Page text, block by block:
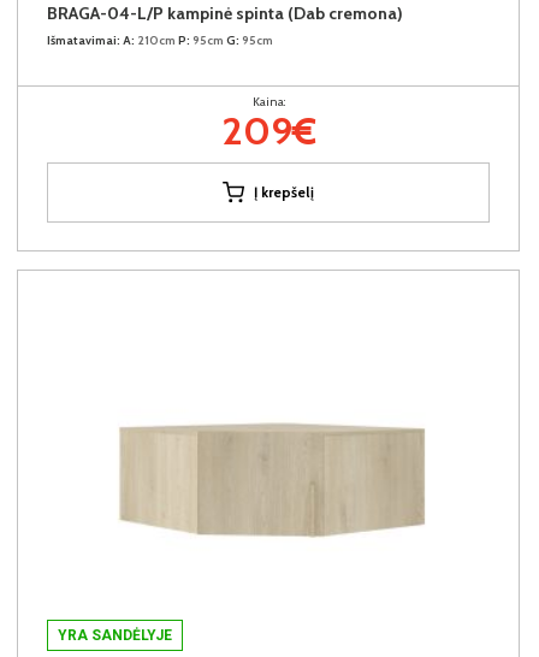
BRAGA-04-L/P kampinė spinta (Dab cremona)
Išmatavimai: A: 210cm P: 95cm G: 95cm
Kaina:
209€
Į krepšelį
YRA SANDĖLYJE